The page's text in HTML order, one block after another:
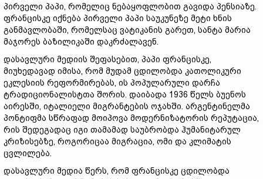
პირველი პაპი, რომელიც ნებაყოფლობით გავიდა პენსიაზე.
ფრანცისკე იქნება პირველი პაპი საუკუნეზე მეტი ხნის
განმავლობაში, რომელსაც ვატიკანის გარეთ, სანტა მარია
მაჯორეს ბაზილიკაში დაკრძალავენ.
დასავლური მედიის შეფასებით, პაპი ფრანცისკე,
მიუხედავად იმისა, რომ მუდამ ცდილობდა კათოლიკური
ეკლესიის რეფორმირებას, ის პოპულარული დარჩა
ტრადიციონალისტთა შორის. დაიბადა 1936 წელს ბუენოს
აირესში, იტალიელი მიგრანტების ოჯახში. არგენტინელმა
პონტიფმა სწრაფად მოიპოვა მოდერნიზატორის რეპუტაცია,
რის შედეგადაც იგი თამამად საუბრობდა ჰუმანიტარულ
კრიზისებზე, როგორიცაა მიგრაცია, ომი და კლიმატის
ცვლილება.
დასავლური მედია წერს, რომ ფრანცისკე ცდილობდა